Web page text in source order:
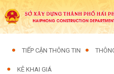
TIẾP CẬN THÔNG TIN
KÊ KHAI GIÁ